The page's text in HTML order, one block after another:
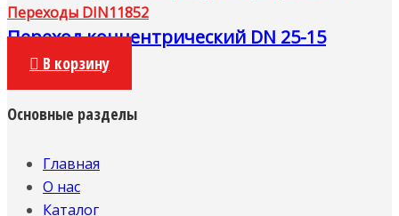
Переходы DIN11852
Переход концентрический DN 25-15
В корзину
Основные разделы
Главная
О нас
Каталог